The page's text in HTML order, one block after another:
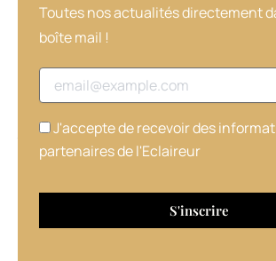
permet
Dessange
International
doubler
atteignant
000
dont
Toutes nos actualités directement
boîte mail !
Adresse email
J'accepte de recevoir des
partenaires de l'Eclaireur